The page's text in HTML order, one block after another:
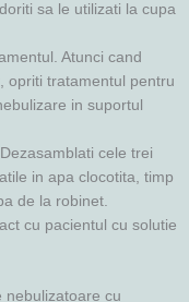
sa le utilizati la cupa
Atunci cand
opriti tratamentul pentru
in suportul
cele trei
in apa clocotita, timp
de la robinet.
cu pacientul cu solutie
nebulizatoare cu